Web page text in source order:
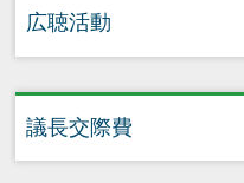
広聴活動
議長交際費